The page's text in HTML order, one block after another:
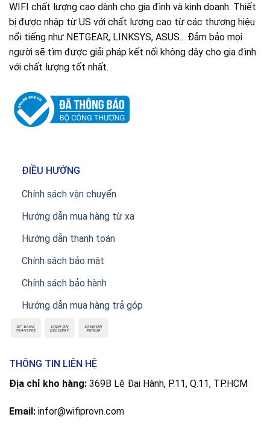
WIFI chất lượng cao dành cho gia đình và kinh doanh. Thiết
bị được nhập từ US với chất lượng cao từ các thương hiệu
nổi tiếng như NETGEAR, LINKSYS, ASUS... Đảm bảo mọi
người sẽ tìm được giải pháp kết nối không dây cho gia đình
với chất lượng tốt nhất.
ĐIỀU HƯỚNG
Chính sách vận chuyển
Hướng dẫn mua hàng từ xa
Hướng dẫn thanh toán
Chính sách bảo mật
Chính sách bảo hành
Hướng dẫn mua hàng trả góp
THÔNG TIN LIÊN HỆ
Địa chỉ kho hàng: 369B Lê Đại Hành, P.11, Q.11, TP.HCM
Email: infor@wifiprovn.com